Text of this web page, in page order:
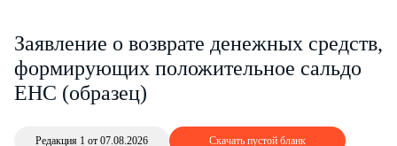
Заявление о возврате денежных средств,
формирующих положительное сальдо
ЕНС (образец)
Редакция 1 от 07.08.2026 Скачать пустой бланк